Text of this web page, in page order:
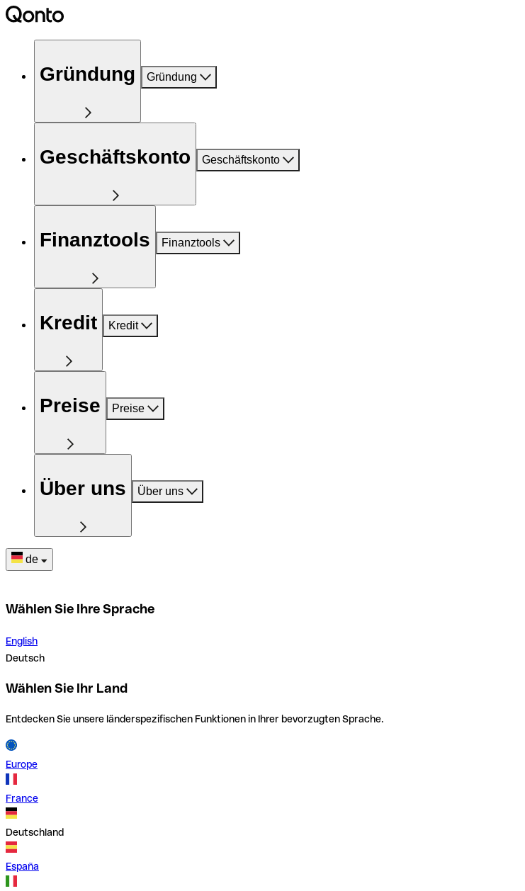
Gründung Gründung
Geschäftskonto Geschäftskonto
Finanztools Finanztools
Kredit Kredit
Preise Preise
Über uns Über uns
de
Wählen Sie Ihre Sprache
English
Deutsch
Wählen Sie Ihr Land
Entdecken Sie unsere länderspezifischen Funktionen in Ihrer bevorzugten Sprache.
Europe
France
Deutschland
España